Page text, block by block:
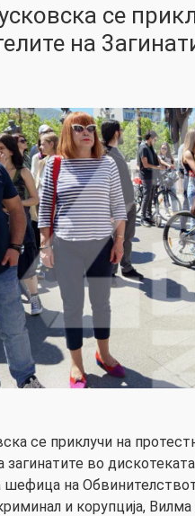
се
на
се приклучи на
загинатите во
на
и корупција,